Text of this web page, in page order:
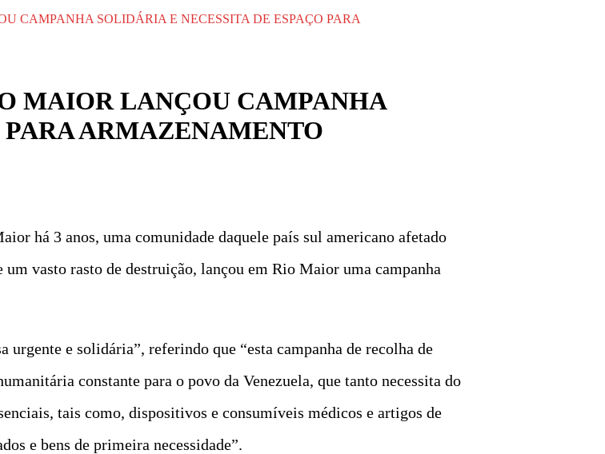
CAMPANHA SOLIDÁRIA E NECESSITA DE ESPAÇO PARA
MAIOR LANÇOU CAMPANHA
ARMAZENAMENTO
há 3 anos, uma comunidade daquele país sul americano afetado
vasto rasto de destruição, lançou em Rio Maior uma campanha
e solidária”, referindo que “esta campanha de recolha de
constante para o povo da Venezuela, que tanto necessita do
tais como, dispositivos e consumíveis médicos e artigos de
e bens de primeira necessidade”.